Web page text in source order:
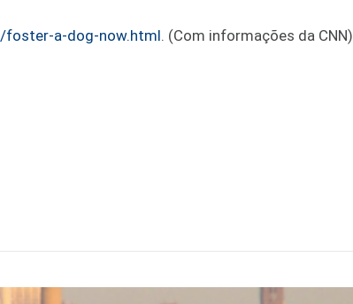
a-dog-now.html. (Com informações da CNN)